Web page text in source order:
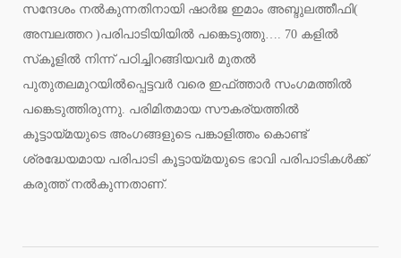
സന്ദേശം നല്‍കുന്നതിനായി ഷാര്‍ജ ഇമാം അബ്ദുലത്തീഫി(
അമ്പലത്തറ )പരിപാടിയിയില്‍ പങ്കെടുത്തു…. 70 കളില്‍
സ്‌കൂളില്‍ നിന്ന് പഠിച്ചിറങ്ങിയവര്‍ മുതല്‍
പുതുതലമുറയില്‍പ്പെട്ടവര്‍ വരെ ഇഫ്ത്താര്‍ സംഗമത്തില്‍
പങ്കെടുത്തിരുന്നു. പരിമിതമായ സൗകര്യത്തില്‍
കൂട്ടായ്മയുടെ അംഗങ്ങളുടെ പങ്കാളിത്തം കൊണ്ട്
ശ്രദ്ധേയമായ പരിപാടി കൂട്ടായ്മയുടെ ഭാവി പരിപാടികള്‍ക്ക്
കരുത്ത് നല്‍കുന്നതാണ്.